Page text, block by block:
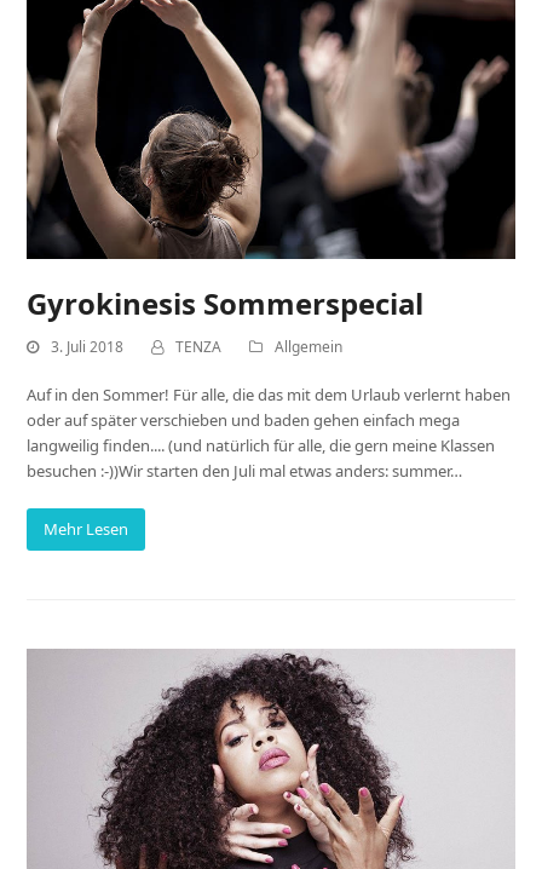
Gyrokinesis Sommerspecial
3. Juli 2018 TENZA Allgemein
Auf in den Sommer! Für alle, die das mit dem Urlaub verlernt haben
oder auf später verschieben und baden gehen einfach mega
langweilig finden.... (und natürlich für alle, die gern meine Klassen
besuchen :-))Wir starten den Juli mal etwas anders: summer…
Mehr Lesen